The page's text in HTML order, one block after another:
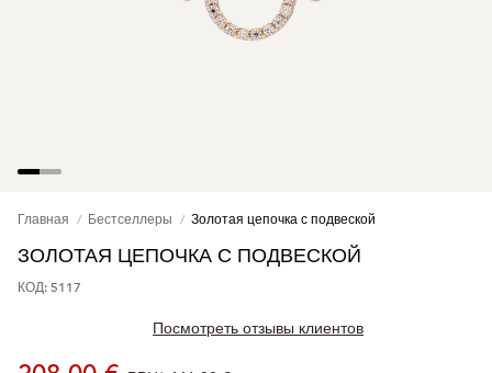
Главная Бестселлеры Золотая цепочка с подвеской
ЗОЛОТАЯ ЦЕПОЧКА С ПОДВЕСКОЙ
КОД: 5117
Посмотреть отзывы клиентов